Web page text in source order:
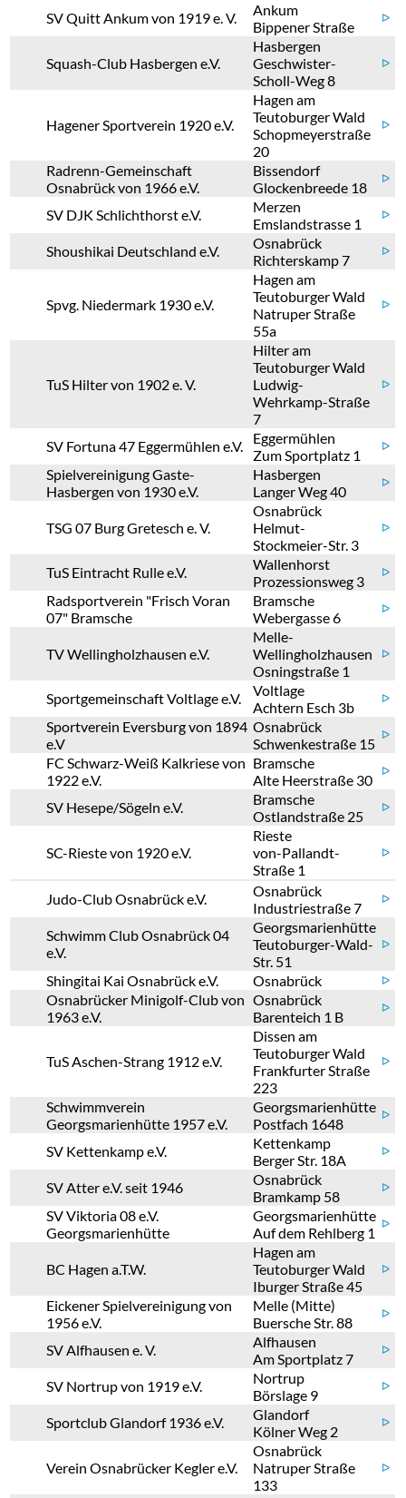
SV Quitt Ankum von 1919 e. V.
Ankum
Bippener Straße
ᐅ
Squash-Club Hasbergen e.V.
Hasbergen
Geschwister-
Scholl-Weg 8
ᐅ
Hagener Sportverein 1920 e.V.
Hagen am
Teutoburger Wald
Schopmeyerstraße
20
ᐅ
Radrenn-Gemeinschaft
Osnabrück von 1966 e.V.
Bissendorf
Glockenbreede 18
ᐅ
SV DJK Schlichthorst e.V.
Merzen
Emslandstrasse 1
ᐅ
Shoushikai Deutschland e.V.
Osnabrück
Richterskamp 7
ᐅ
Spvg. Niedermark 1930 e.V.
Hagen am
Teutoburger Wald
Natruper Straße
55a
ᐅ
TuS Hilter von 1902 e. V.
Hilter am
Teutoburger Wald
Ludwig-
Wehrkamp-Straße
7
ᐅ
SV Fortuna 47 Eggermühlen e.V.
Eggermühlen
Zum Sportplatz 1
ᐅ
Spielvereinigung Gaste-
Hasbergen von 1930 e.V.
Hasbergen
Langer Weg 40
ᐅ
TSG 07 Burg Gretesch e. V.
Osnabrück
Helmut-
Stockmeier-Str. 3
ᐅ
TuS Eintracht Rulle e.V.
Wallenhorst
Prozessionsweg 3
ᐅ
Radsportverein "Frisch Voran
07" Bramsche
Bramsche
Webergasse 6
ᐅ
TV Wellingholzhausen e.V.
Melle-
Wellingholzhausen
Osningstraße 1
ᐅ
Sportgemeinschaft Voltlage e.V.
Voltlage
Achtern Esch 3b
ᐅ
Sportverein Eversburg von 1894
e.V
Osnabrück
Schwenkestraße 15
ᐅ
FC Schwarz-Weiß Kalkriese von
1922 e.V.
Bramsche
Alte Heerstraße 30
ᐅ
SV Hesepe/Sögeln e.V.
Bramsche
Ostlandstraße 25
ᐅ
SC-Rieste von 1920 e.V.
Rieste
von-Pallandt-
Straße 1
ᐅ
Judo-Club Osnabrück e.V.
Osnabrück
Industriestraße 7
ᐅ
Schwimm Club Osnabrück 04
e.V.
Georgsmarienhütte
Teutoburger-Wald-
Str. 51
ᐅ
Shingitai Kai Osnabrück e.V. Osnabrück ᐅ
Osnabrücker Minigolf-Club von
1963 e.V.
Osnabrück
Barenteich 1 B
ᐅ
TuS Aschen-Strang 1912 e.V.
Dissen am
Teutoburger Wald
Frankfurter Straße
223
ᐅ
Schwimmverein
Georgsmarienhütte 1957 e.V.
Georgsmarienhütte
Postfach 1648
ᐅ
SV Kettenkamp e.V.
Kettenkamp
Berger Str. 18A
ᐅ
SV Atter e.V. seit 1946
Osnabrück
Bramkamp 58
ᐅ
SV Viktoria 08 e.V.
Georgsmarienhütte
Georgsmarienhütte
Auf dem Rehlberg 1
ᐅ
BC Hagen a.T.W.
Hagen am
Teutoburger Wald
Iburger Straße 45
ᐅ
Eickener Spielvereinigung von
1956 e.V.
Melle (Mitte)
Buersche Str. 88
ᐅ
SV Alfhausen e. V.
Alfhausen
Am Sportplatz 7
ᐅ
SV Nortrup von 1919 e.V.
Nortrup
Börslage 9
ᐅ
Sportclub Glandorf 1936 e.V.
Glandorf
Kölner Weg 2
ᐅ
Verein Osnabrücker Kegler e.V.
Osnabrück
Natruper Straße
133
ᐅ